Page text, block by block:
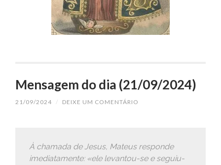
Mensagem do dia (21/09/2024)
21/09/2024 / DEIXE UM COMENTÁRIO
À chamada de Jesus, Mateus responde
imediatamente: «ele levantou-se e seguiu-